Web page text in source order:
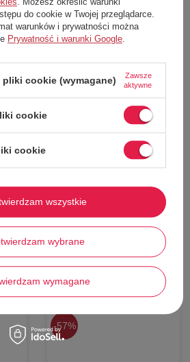
każdy egzemplarz jest unikalny, a
i kolorze wikliny dodają im
– od przechowywania prania po
przechowywania
wykonanie i wykorzystanie naturalnych
delikatne różnice w kolorze, fakturze czy
produktu, podkreślająca jego
i dodaj do
57%
do cookie w Twojej przeglądarce.
warunków i prywatności można
Prywatność i warunki Google
cookie (wymagane)
Zawsze
aktywne
cookie
cookie
wybrane
wymagane
wszystkie